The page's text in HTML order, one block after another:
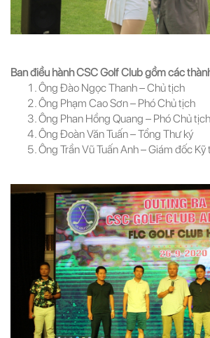
Ban điều hành CSC Golf Club gồm các
Ông Đào Ngọc Thanh – Chủ tịch
Ông Phạm Cao Sơn – Phó Chủ tịch
Ông Phan Hồng Quang – Phó Chủ tịch
Ông Đoàn Văn Tuấn – Tổng Thư ký
Ông Trần Vũ TuấnAnh– Giám đốc Kỹ